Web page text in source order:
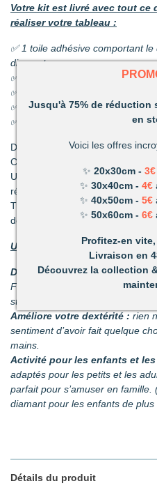
Votre kit est livré avec tout ce
réaliser votre tableau :
✅ 1 toile adhésive comportant
diamants
✅ Les sachets de diamants
✅ 1 coupelle pour les diamants
✅ 1 stylo et sa colle
✅ 1 pince
Découvrez une activité unique à
C’est ludique, amusant et les
Un mélange de patience et de
réaliser de superbes tableaux.
Très vite vous vous apercevrez
deviendra précieuse.
Un loisir unique offrant de
Détente et relaxation :La vie
Faites disparaître les tensions
stress du quotidien.
Améliore votre dextérité : rien
sentiment d’avoir fait quelque
mains.
Activité pour les enfants et
adaptés pour les petits et les
parfait pour s’amuser en
diamant pour les enfants de plus
Détails du produit
Jusqu'à 75% de réduction
en
Voici les offres
✨ 20x30cm - 3€
✨ 30x40cm - 4€
✨ 40x50cm - 5€
✨ 50x60cm - 6€
Profitez-en
Livraison en
Découvrez la collection